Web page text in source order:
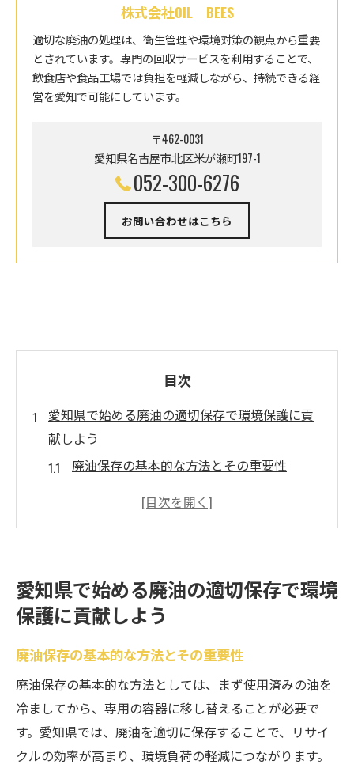
株式会社OIL BEES
適切な廃油の処理は、衛生管理や環境対策の観点から重要
とされています。専門の回収サービスを利用することで、
飲食店や食品工場では負担を軽減しながら、持続できる経
営を愛知で可能にしています。
〒462-0031
愛知県名古屋市北区米が瀬町197-1
052-300-6276
お問い合わせはこちら
目次
愛知県で始める廃油の適切保存で環境保護に貢
献しよう
廃油保存の基本的な方法とその重要性
愛知県における廃油の正しい保存容器とは
家庭で実践できる廃油保存のステップ
家庭でできる廃油保存の工夫と愛知県の取り組
み
家庭で簡単にできる廃油の保存アイデア
愛知県の廃油保存を支える地域の活動
廃油を無駄にしないための家庭での活用法
愛知県での廃油リサイクルプログラム紹介
愛知県で始める廃油の適切保存で環境
保護に貢献しよう
廃油保存の基本的な方法とその重要性
廃油保存の基本的な方法としては、まず使用済みの油を
冷ましてから、専用の容器に移し替えることが必要で
す。愛知県では、廃油を適切に保存することで、リサイ
クルの効率が高まり、環境負荷の軽減につながります。